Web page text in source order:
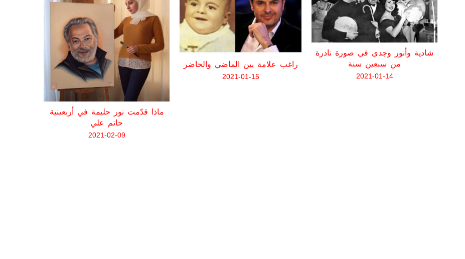
ماذا قدّمت نور حليمة في أربعينية
حاتم علي
2021-02-09
راغب علامة بين الماضي والحاضر
2021-01-15
شادية وأنور وجدي في صورة نادرة
من سبعين سنة
2021-01-14